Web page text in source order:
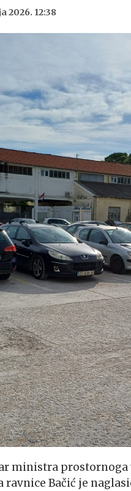
2026. 12:38
ministra
ravnice Bačić je